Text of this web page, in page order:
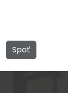
Späť